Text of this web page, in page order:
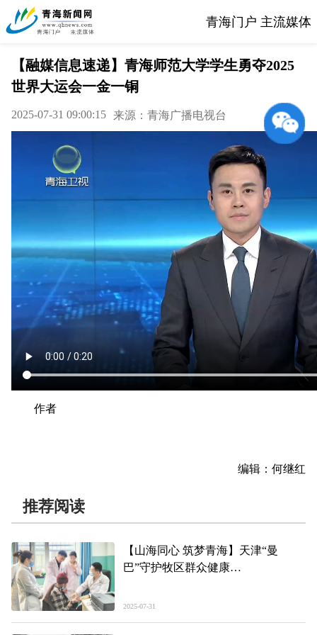
青海门户 主流媒体
【融媒信息速递】青海师范大学学生勇夺2025
世界大运会一金一铜
2025-07-31 09:00:15 来源：青海广播电视台
作者
编辑：何继红
推荐阅读
【山海同心 筑梦青海】天津“曼
巴”守护牧区群众健康
2025-07-31